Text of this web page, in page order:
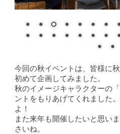
今回の秋イベントは、皆様に
初めて企画してみました。
秋のイメージキャラクターの
ントをもりあげてくれました
よ！
また来年も開催したいと思い
さいね。